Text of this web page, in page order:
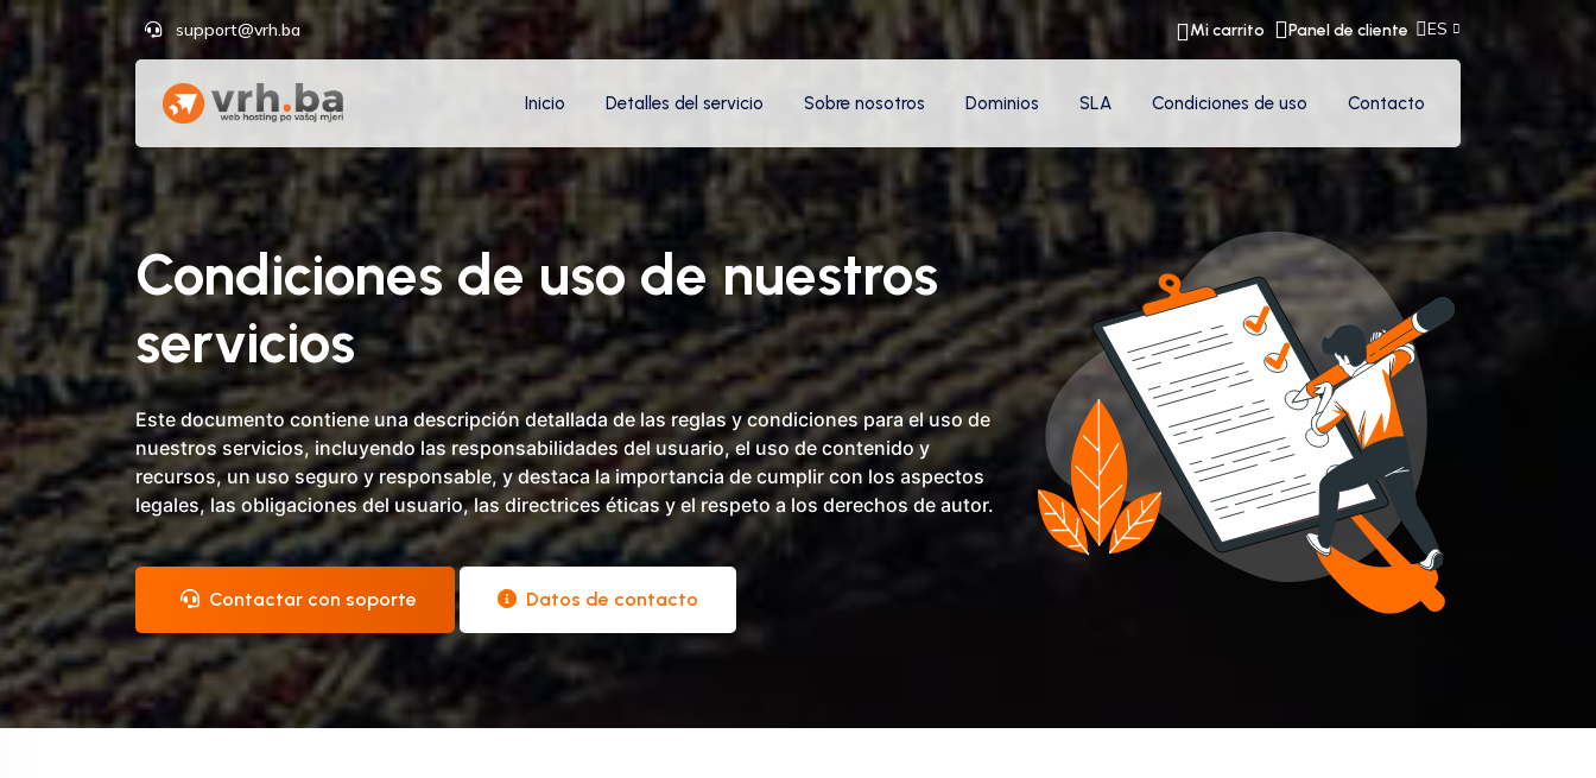
support@vrh.ba Mi carrito Panel de cliente ES
Inicio Detalles del servicio Sobre nosotros Dominios SLA Condiciones de uso Contacto
Condiciones de uso de nuestros
servicios
Este documento contiene una descripción detallada de las reglas y condiciones para el uso de
nuestros servicios, incluyendo las responsabilidades del usuario, el uso de contenido y
recursos, un uso seguro y responsable, y destaca la importancia de cumplir con los aspectos
legales, las obligaciones del usuario, las directrices éticas y el respeto a los derechos de autor.
Contactar con soporte Datos de contacto